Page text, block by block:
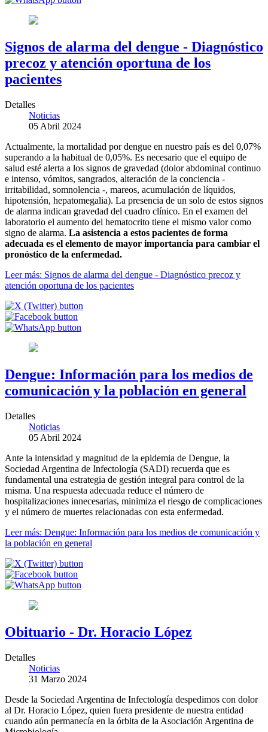
Signos de alarma del dengue - Diagnóstico
precoz y atención oportuna de los
pacientes
Detalles
Noticias
05 Abril 2024
Actualmente, la mortalidad por dengue en nuestro país es del 0,07%
superando a la habitual de 0,05%. Es necesario que el equipo de
salud esté alerta a los signos de gravedad (dolor abdominal continuo
e intenso, vómitos, sangrados, alteración de la conciencia -
irritabilidad, somnolencia -, mareos, acumulación de líquidos,
hipotensión, hepatomegalia). La presencia de un solo de estos signos
de alarma indican gravedad del cuadro clínico. En el examen del
laboratorio el aumento del hematocrito tiene el mismo valor como
signo de alarma. La asistencia a estos pacientes de forma
adecuada es el elemento de mayor importancia para cambiar el
pronóstico de la enfermedad.
Leer más: Signos de alarma del dengue - Diagnóstico precoz y
atención oportuna de los pacientes
Dengue: Información para los medios de
comunicación y la población en general
Detalles
Noticias
05 Abril 2024
Ante la intensidad y magnitud de la epidemia de Dengue, la
Sociedad Argentina de Infectología (SADI) recuerda que es
fundamental una estrategia de gestión integral para control de la
misma. Una respuesta adecuada reduce el número de
hospitalizaciones innecesarias, minimiza el riesgo de complicaciones
y el número de muertes relacionadas con esta enfermedad.
Leer más: Dengue: Información para los medios de comunicación y
la población en general
Obituario - Dr. Horacio López
Detalles
Noticias
31 Marzo 2024
Desde la Sociedad Argentina de Infectología despedimos con dolor
al Dr. Horacio López, quien fuera presidente de nuestra entidad
cuando aún permanecía en la órbita de la Asociación Argentina de